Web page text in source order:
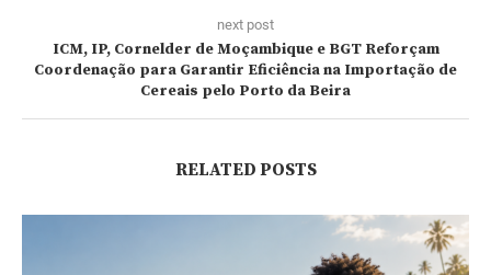
next post
ICM, IP, Cornelder de Moçambique e BGT Reforçam
Coordenação para Garantir Eficiência na Importação de
Cereais pelo Porto da Beira
RELATED POSTS